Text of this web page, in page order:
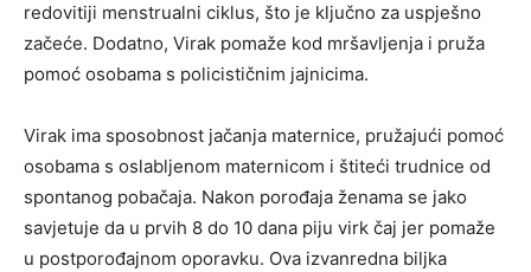
redovitiji menstrualni ciklus, što je ključno za uspješno
začeće. Dodatno, Virak pomaže kod mršavljenja i pruža
pomoć osobama s policističnim jajnicima.
Virak ima sposobnost jačanja maternice, pružajući pomoć
osobama s oslabljenom maternicom i štiteći trudnice od
spontanog pobačaja. Nakon porođaja ženama se jako
savjetuje da u prvih 8 do 10 dana piju virk čaj jer pomaže
u postporođajnom oporavku. Ova izvanredna biljka